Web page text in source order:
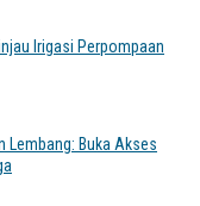
Irigasi Perpompaan
Lembang: Buka Akses